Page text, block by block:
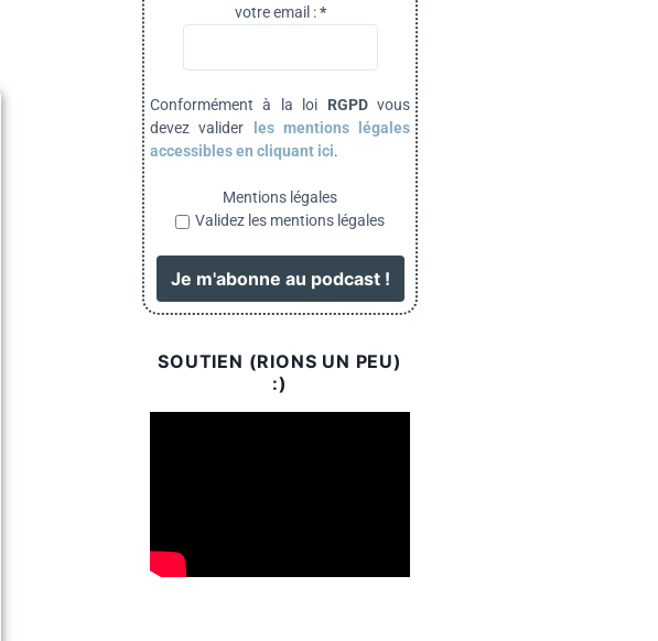
votre email :*
Conformément à la loi RGPDvous
devez valider
les mentions légales
accessibles en cliquant ici.
Mentions légales
Validez les mentions légales
SOUTIEN (RIONS UN PEU)
:)